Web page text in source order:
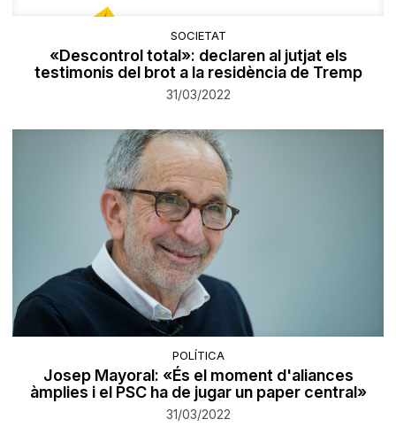
SOCIETAT
«Descontrol total»: declaren al jutjat els
testimonis del brot a la residència de Tremp
31/03/2022
POLÍTICA
Josep Mayoral: «És el moment d'aliances
àmplies i el PSC ha de jugar un paper central»
31/03/2022